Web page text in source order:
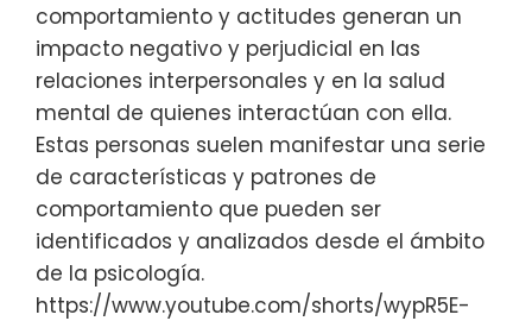
comportamiento y actitudes generan un
impacto negativo y perjudicial en las
relaciones interpersonales y en la salud
mental de quienes interactúan con ella.
Estas personas suelen manifestar una serie
de características y patrones de
comportamiento que pueden ser
identificados y analizados desde el ámbito
de la psicología.
https://www.youtube.com/shorts/wypR5E-